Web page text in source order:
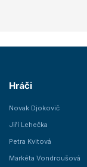
Hráči
Novak Djokovič
Jiří Lehečka
Petra Kvitová
Markéta Vondroušová